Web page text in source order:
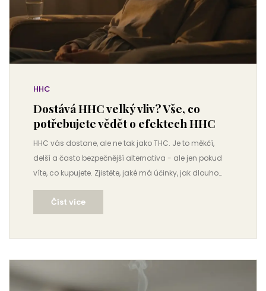
HHC
Dostává HHC velký vliv? Vše, co
potřebujete vědět o efektech HHC
HHC vás dostane, ale ne tak jako THC. Je to měkčí,
delší a často bezpečnější alternativa - ale jen pokud
víte, co kupujete. Zjistěte, jaké má účinky, jak dlouho
trvají a kdo by měl HHC vynechat.
Číst více